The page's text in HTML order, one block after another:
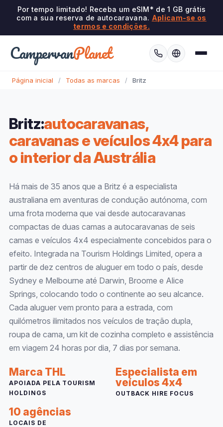
Por tempo limitado! Receba um eSIM* de 1 GB grátis
com a sua reserva de autocaravana. Aplicam-se os
termos e condições.
CampervanPlanet
Página inicial / Todas as marcas / Britz
Britz:autocaravanas,
caravanas e veículos 4x4 para
o interior da Austrália
Há mais de 35 anos que a Britz é a especialista
australiana em aventuras de condução autónoma, com
uma frota moderna que vai desde autocaravanas
compactas de duas camas a autocaravanas de seis
camas e veículos 4x4 especialmente concebidos para o
efeito. Integrada na Tourism Holdings Limited, opera a
partir de dez centros de aluguer em todo o país, desde
Sydney e Melbourne até Darwin, Broome e Alice
Springs, colocando todo o continente ao seu alcance.
Cada aluguer vem pronto para a estrada, com
quilómetros ilimitados nos veículos de tração dupla,
roupa de cama, um kit de cozinha completo e assistência
em viagem 24 horas por dia, 7 dias por semana.
Marca THL
APOIADA PELA TOURISM
HOLDINGS
Especialista em
veículos 4x4
OUTBACK HIRE FOCUS
10 agências
LOCAIS DE